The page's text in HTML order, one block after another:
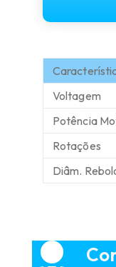
Voltagem
Potência
Rotações
Diâm.